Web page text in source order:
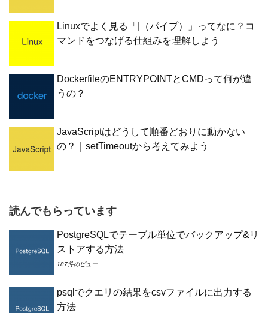
Linuxでよく見る「|（パイプ）」ってなに？コ
マンドをつなげる仕組みを理解しよう
DockerfileのENTRYPOINTとCMDって何が違
うの？
JavaScriptはどうして順番どおりに動かない
の？｜setTimeoutから考えてみよう
読んでもらっています
PostgreSQLでテーブル単位でバックアップ&リ
ストアする方法
187件のビュー
psqlでクエリの結果をcsvファイルに出力する
方法